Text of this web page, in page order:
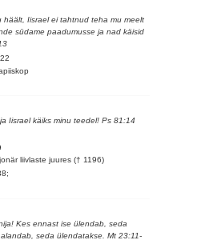
häält, Iisrael ei tahtnud teha mu meelt
südame paadumusse ja nad käisid
Iisrael käiks minu teedel! Ps 81:14
liivlaste juures († 1196)
Kes ennast ise ülendab, seda
seda ülendatakse. Mt 23:11-